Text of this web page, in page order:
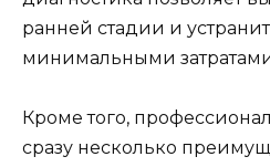
ранней стадии и
минимальными
Кроме того,
сразу несколько